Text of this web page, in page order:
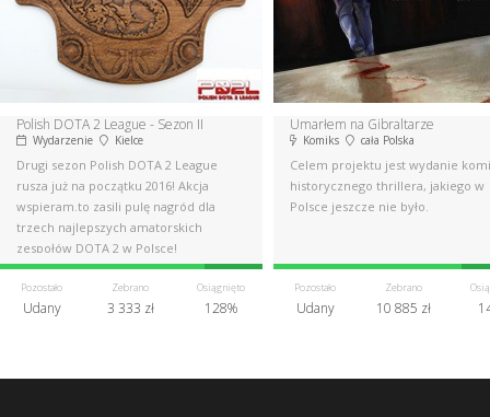
Polish DOTA 2 League - Sezon II
Wydarzenie Kielce
Drugi sezon Polish DOTA 2 League
rusza już na początku 2016! Akcja
wspieram.to zasili pulę nagród dla
trzech najlepszych amatorskich
zespołów DOTA 2 w Polsce!
Pozostało
Udany
Zebrano
3 333 zł
Osiągnięto
128%
Umarłem na Gibraltarze
Komiks cała Polska
Celem projektu jest wydanie
historycznego thrillera, jakiego w
Polsce jeszcze nie było.
Pozostało
Udany
Zebrano
10 885 zł